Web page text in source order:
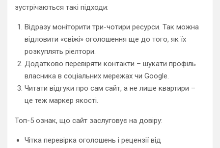
зустрічаються такі підходи:
Відразу моніторити три-чотири ресурси. Так можна
відловити «свіжі» оголошення ще до того, як їх
розкуплять ріелтори.
Додатково перевіряти контакти – шукати профіль
власника в соціальних мережах чи Google.
Читати відгуки про сам сайт, а не лише квартири –
це теж маркер якості.
Топ-5 ознак, що сайт заслуговує на довіру:
Чітка перевірка оголошень і рецензії від